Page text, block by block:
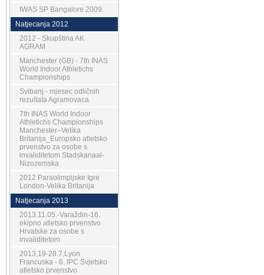
IWAS SP Bangalore 2009.
Natjecanja 2012
2012 - Skupština AK
AGRAM
Manchester (GB) - 7th INAS
World Indoor Athletichs
Championships
Svibanj - mjesec odličnih
rezultata Agramovaca
7th INAS World Indoor
Athletichs Championships
Manchester–Velika
Britanija_Europsko atletsko
prvenstvo za osobe s
invaliditetom Stadskanaal-
Nizozemska
2012 Paraolimpijske Igre
London-Velika Britanija
Natjecanja 2013
2013.11.05.-Varaždin-16.
ekipno atletsko prvenstvo
Hrvatske za osobe s
invaliditetom
2013,19-28.7,Lyon
Francuska - 6. IPC Svjetsko
atletsko prvenstvo